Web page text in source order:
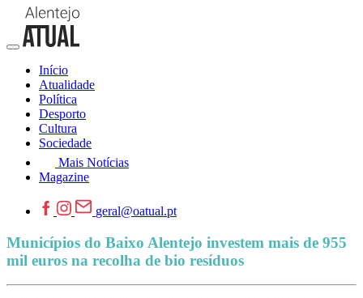
Início
Atualidade
Política
Desporto
Cultura
Sociedade
Mais Notícias
Magazine
geral@oatual.pt
Municípios do Baixo Alentejo investem mais de 955
mil euros na recolha de bio resíduos